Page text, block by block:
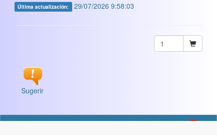
Última actualización: 29/07/2026 9:58:03
Sugerir